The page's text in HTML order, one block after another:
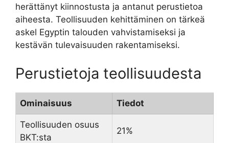
herättänyt kiinnostusta ja antanut perustietoa
aiheesta. Teollisuuden kehittäminen on tärkeä
askel Egyptin talouden vahvistamiseksi ja
kestävän tulevaisuuden rakentamiseksi.
Perustietoja teollisuudesta
Ominaisuus Tiedot
Teollisuuden osuus
BKT:sta
21%